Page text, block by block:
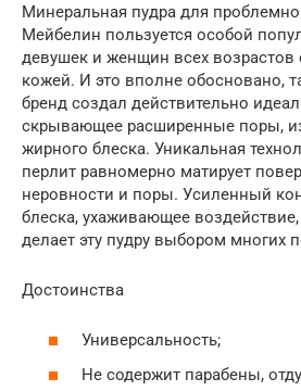
Минеральная пудра для
Мейбелин пользуется особой
девушек и женщин всех возрастов
кожей. И это вполне обосновано,
бренд создал действительно
скрывающее расширенные поры,
жирного блеска. Уникальная
перлит равномерно матирует
неровности и поры. Усиленный
блеска, ухаживающее
делает эту пудру выбором многих
Достоинства
Универсальность;
Не содержит парабены,